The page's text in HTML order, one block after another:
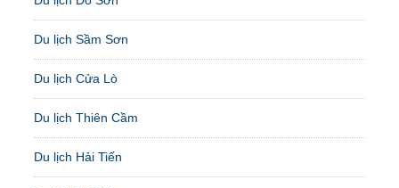
Du lịch Sầm Sơn
Du lịch Cửa Lò
Du lịch Thiên Cầm
Du lịch Hải Tiến